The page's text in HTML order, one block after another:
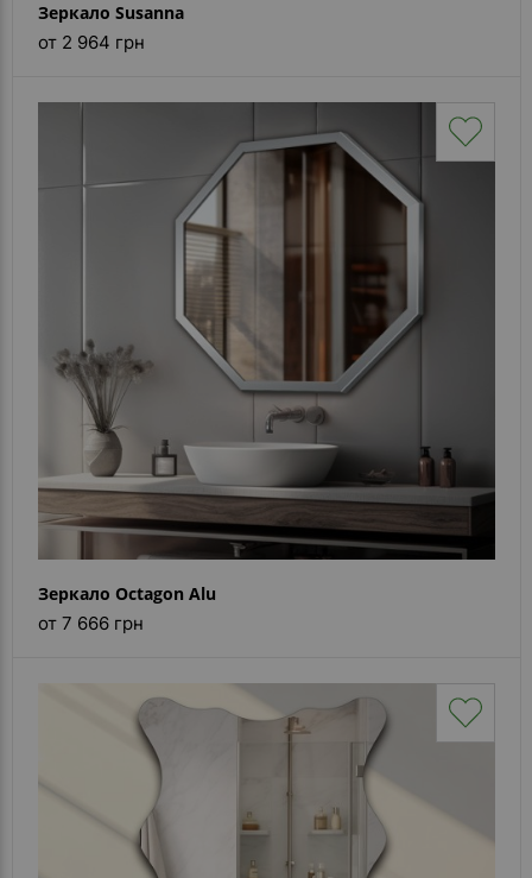
Зеркало Susanna
от 2 964 грн
Зеркало Octagon Alu
от 7 666 грн